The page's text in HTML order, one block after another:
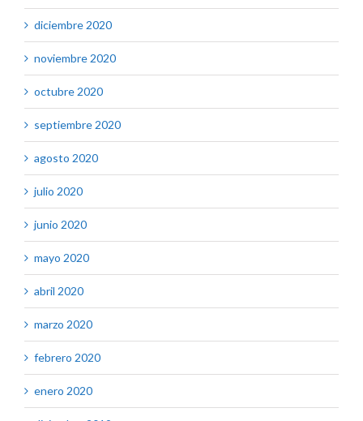
diciembre 2020
noviembre 2020
octubre 2020
septiembre 2020
agosto 2020
julio 2020
junio 2020
mayo 2020
abril 2020
marzo 2020
febrero 2020
enero 2020